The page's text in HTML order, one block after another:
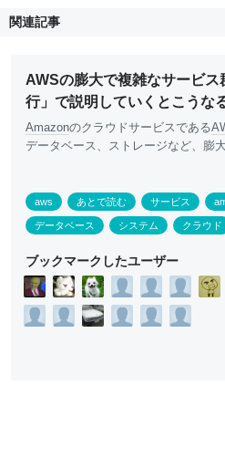
関連記事
AWSの膨大で複雑なサービ
行」で説明していくとこうな
Amazonのクラウドサービスである
データベース、ストレージなど、膨
aws あとで読む サービス
データベース システム クラウド
ブックマークしたユーザー